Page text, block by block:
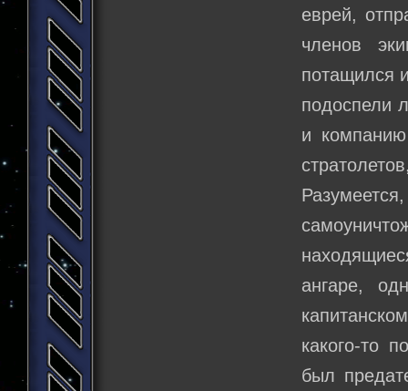
еврей,
членов
потащился
подоспели
и
ангаре,
какого-то
был